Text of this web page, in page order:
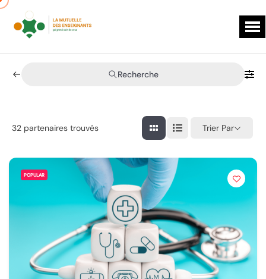
Recherche
32 partenaires trouvés Trier Par
POPULAR